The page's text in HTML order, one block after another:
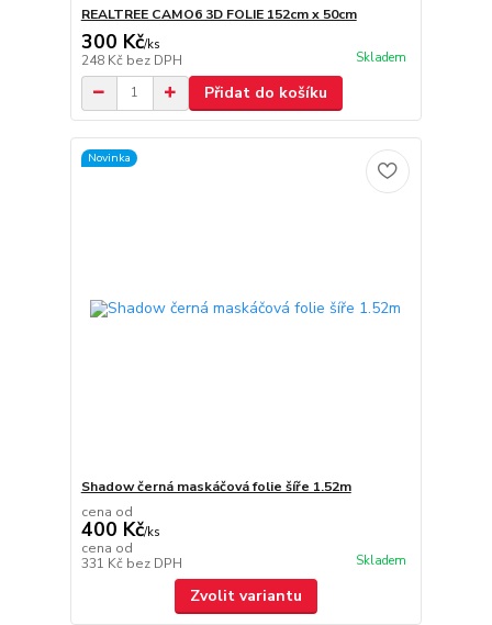
REALTREE CAMO6 3D FOLIE 152cm x 50cm
300 Kč/ks
248 Kč bez DPH Skladem
Přidat do košíku
Novinka
Shadow černá maskáčová folie šíře 1.52m
cena od
400 Kč/ks
cena od
331 Kč bez DPH Skladem
Zvolit variantu